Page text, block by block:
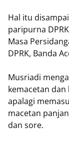
Hal itu
paripurna
Masa
DPRK, Banda
Musriadi
kemacetan
apalagi
macetan
dan sore.